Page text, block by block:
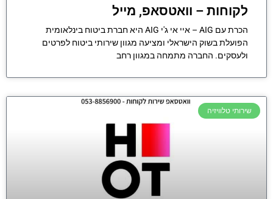
לקוחות – וואטסאפ, מייל
הכרת עם AIG – איי אי ג'י AIG היא חברת ביטוח בינלאומית
הפועלת בשוק הישראלי ומציעה מגוון שירותי ביטוח לפרטים
ולעסקים. החברה מתמחה במגוון רחב
שירותי טלוויזיה